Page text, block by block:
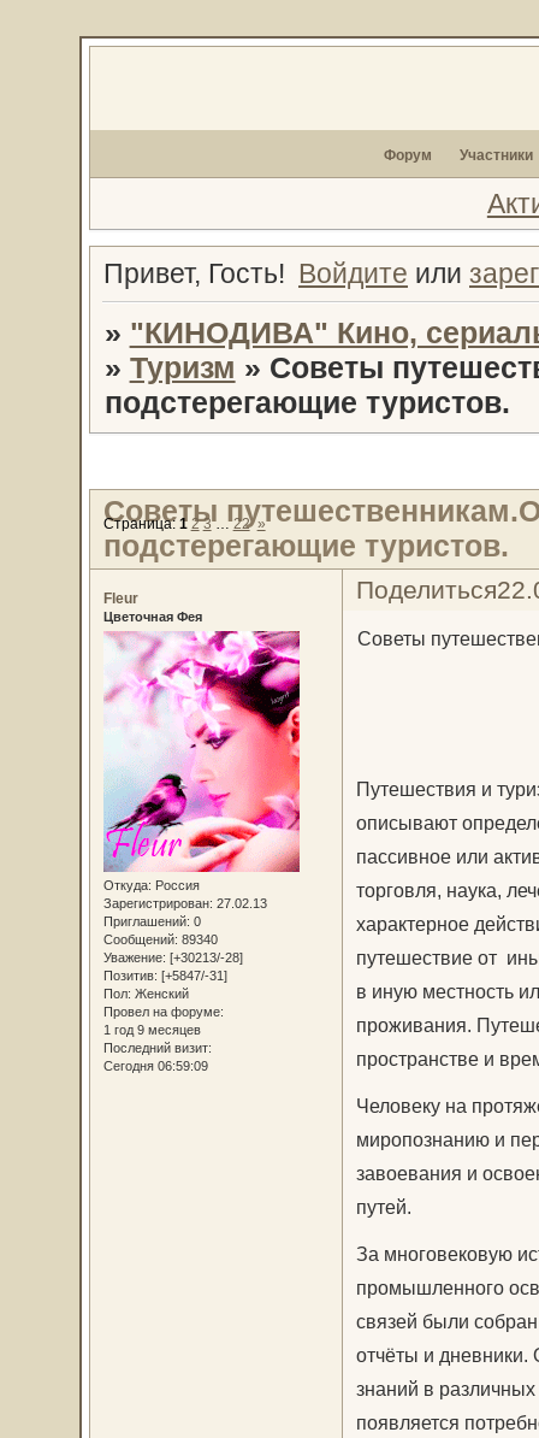
Форум Участники
Привет, Гость! Войдите или
» "КИНОДИВА" Кино,
» Туризм » Советы
подстерегающие туристов.
Советы
подстерегающие туристов.
Страница:1 2 3 … 22 »
Поделиться
Fleur
Цветочная Фея
Откуда: Россия
Зарегистрирован: 27.02.13
Приглашений: 0
Сообщений: 89340
Уважение: [+30213/-28]
Позитив: [+5847/-31]
Пол: Женский
Провел на форуме:
1 год 9 месяцев
Последний визит:
Сегодня 06:59:09
Советы
Путешествия и
описывают
пассивное или
торговля, наука,
характерное
путешествие от
в иную местность
проживания.
пространстве и
Человеку на
миропознанию и
завоевания и
путей.
За многовековую
промышленного
связей были
отчёты и
знаний в
появляется